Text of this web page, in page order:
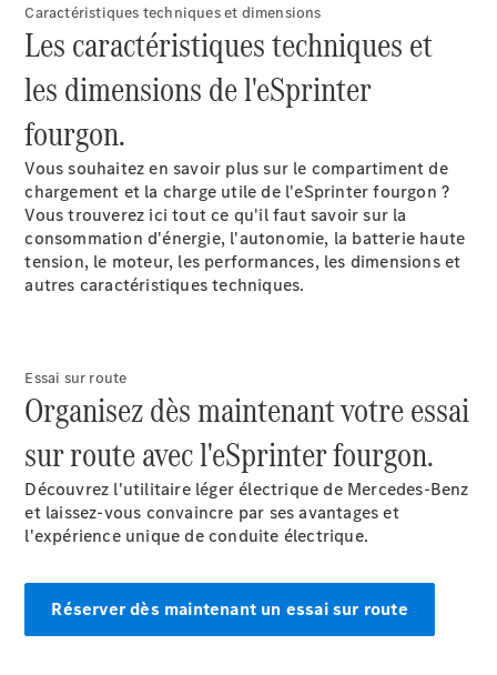
Configurateur
Mercedes-
Benz Store
Marco Polo
Marco Polo
Mercedes-
Benz Store
Classe V
Classe V
Configurateur
Caractéristiques techniques et dimensions
Les caractéristiques techniques et
les dimensions de l'eSprinter
fourgon.
Vous souhaitez en savoir plus sur le compartiment de
chargement et la charge utile de l'eSprinter fourgon ?
Vous trouverez ici tout ce qu'il faut savoir sur la
consommation d'énergie, l'autonomie, la batterie haute
tension, le moteur, les performances, les dimensions et
autres caractéristiques techniques.
Essai sur route
Organisez dès maintenant votre essai
sur route avec l'eSprinter fourgon.
Découvrez l'utilitaire léger électrique de Mercedes-Benz
et laissez-vous convaincre par ses avantages et
l'expérience unique de conduite électrique.
Réserver dès maintenant un essai sur route